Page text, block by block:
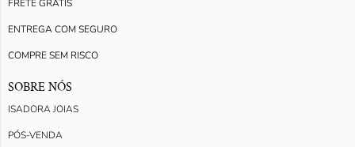
FRETE GRÁTIS
ENTREGA COM SEGURO
COMPRE SEM RISCO
SOBRE NÓS
ISADORA JOIAS
PÓS-VENDA